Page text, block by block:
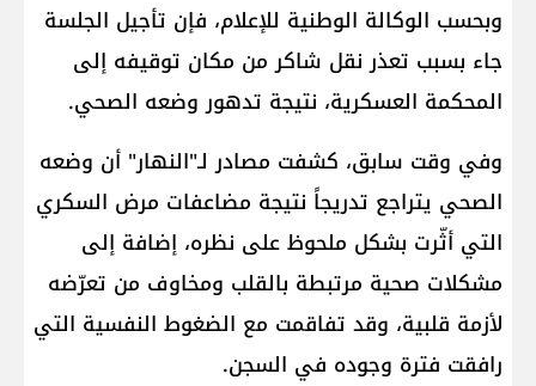
وبحسب الوكالة الوطنية للإعلام، فإن تأجيل الجلسة
جاء بسبب تعذر نقل شاكر من مكان توقيفه إلى
المحكمة العسكرية، نتيجة تدهور وضعه الصحي.
وفي وقت سابق، كشفت مصادر لـ"النهار" أن وضعه
الصحي يتراجع تدريجاً نتيجة مضاعفات مرض السكري
التي أثّرت بشكل ملحوظ على نظره، إضافة إلى
مشكلات صحية مرتبطة بالقلب ومخاوف من تعرّضه
لأزمة قلبية، وقد تفاقمت مع الضغوط النفسية التي
رافقت فترة وجوده في السجن.